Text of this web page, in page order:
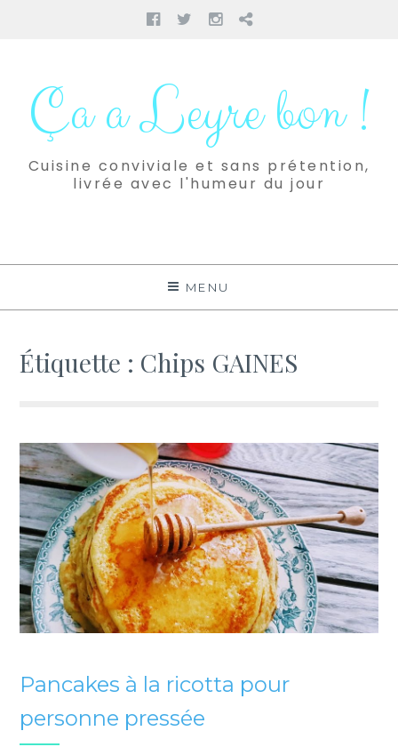
Facebook
TwitterInstagram
Pinterest
contenuÇa a Leyre bon !
Cuisine conviviale et sans prétention,
livrée avec l'humeur du jour
MENU
Étiquette : Chips GAINES
Pancakes à la ricotta pour
personne pressée